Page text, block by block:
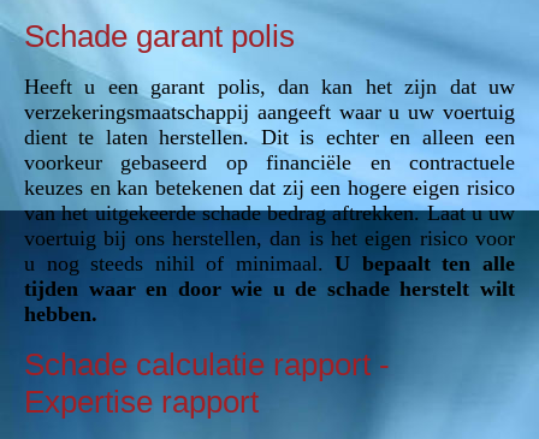
Schade garant polis
Heeft u een garant polis, dan kan het zijn dat uw
verzekeringsmaatschappij aangeeft waar u uw voertuig
dient te laten herstellen. Dit is echter en alleen een
voorkeur gebaseerd op financiële en contractuele
keuzes en kan betekenen dat zij een hogere eigen risico
van het uitgekeerde schade bedrag aftrekken. Laat u uw
voertuig bij ons herstellen, dan is het eigen risico voor
u nog steeds nihil of minimaal.U bepaalt ten alle
tijden waar en door wie u de schade herstelt wilt
hebben.
Schade calculatie rapport -
Expertise rapport